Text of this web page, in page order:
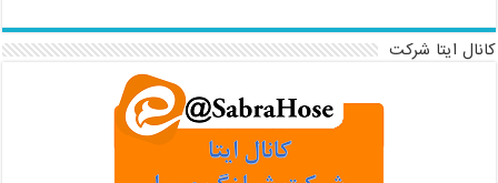
کانال ایتا شرکت